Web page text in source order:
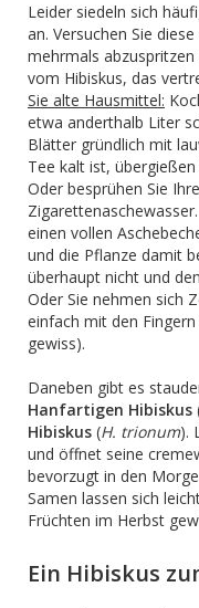
Leider siedeln sich
an. Versuchen Sie
mehrmals
vom Hibiskus, das
Sie alte Hausmittel:
etwa anderthalb Liter
Blätter gründlich mit
Tee kalt ist,
Oder besprühen Sie
einen vollen
und die Pflanze damit
überhaupt nicht und
Oder Sie nehmen sich
einfach mit den
gewiss).
Daneben gibt es
Hanfartigen Hibiskus
Hibiskus (H. trionum).
und öffnet seine
bevorzugt in den
Samen lassen sich
Früchten im Herbst
Ein Hibiskus